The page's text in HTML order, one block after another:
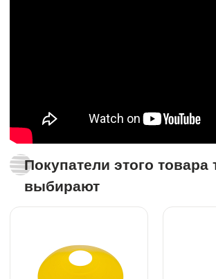
Покупатели этого товара
выбирают